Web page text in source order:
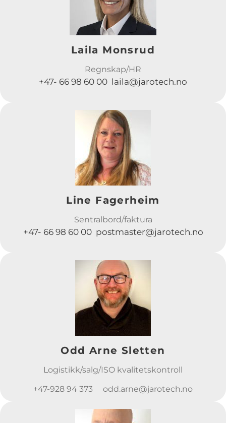
Laila Monsrud
Regnskap/HR
+47- 66 98 60 00 laila@jarotech.no
Line Fagerheim
Sentralbord/faktura
+47- 66 98 60 00 postmaster@jarotech.no
Odd Arne Sletten
Logistikk/salg/ISO kvalitetskontroll
+47-928 94 373 odd.arne@jarotech.no